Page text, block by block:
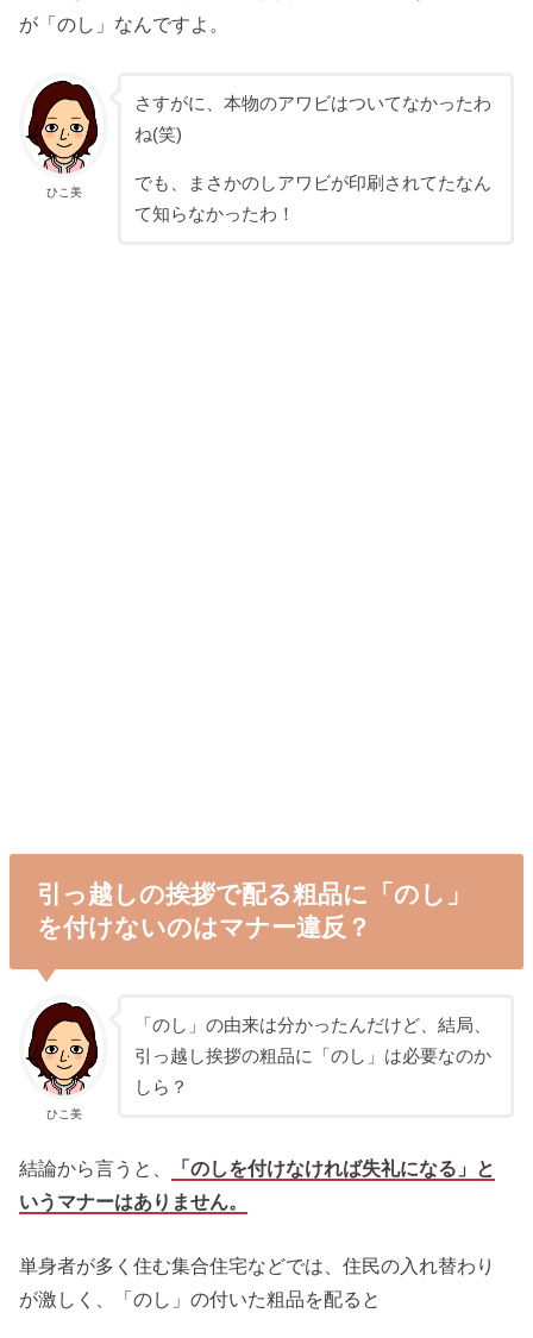
が「のし」なんですよ。
ひこ美
さすがに、本物のアワビはついてなかったわ
ね(笑)
でも、まさかのしアワビが印刷されてたなん
て知らなかったわ！
引っ越しの挨拶で配る粗品に「のし」
を付けないのはマナー違反？
ひこ美
「のし」の由来は分かったんだけど、結局、
引っ越し挨拶の粗品に「のし」は必要なのか
しら？
結論から言うと、
「のしを付けなければ失礼になる」と
いうマナーはありません。
単身者が多く住む集合住宅などでは、住民の入れ替わり
が激しく、「のし」の付いた粗品を配ると